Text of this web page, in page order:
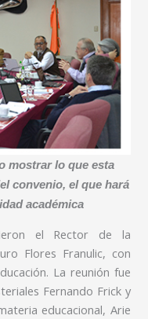
mostrar lo que esta
convenio, el que hará
académica
el Rector de la
Flores Franulic, con
La reunión fue
Fernando Frick y
educacional, Arie